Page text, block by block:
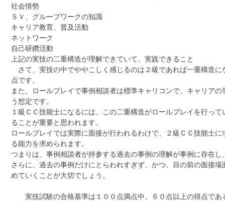
社会情勢
ＳＶ、グループワークの知識
キャリア教育、普及活動
ネットワーク
自己研鑽活動
上記の実技の二重構造が理解できていて、実践できること
さて、実技の中でややこしく感じるのは２級であれば一重構造
点です。
また、ロールプレイで事例相談者は標準キャリコンで、キャリア
う想定です。
１級ＣＣ技能士になるには、この二重構造がロールプレイを行っ
ることが重要と思われます。
ロールプレイでは実際に面接が行われるわけで、２級ＣＣ技能士
る能力を求められます。
つまりは、事例相談者が持参する過去の事例の理解が事例に存在
さらに、過去の事例だけにとらわれすぎず、かつ、目の前の面接
めていくことが大切でしょう。
実技試験の合格基準は１００点満点中、６０点以上の得点であ